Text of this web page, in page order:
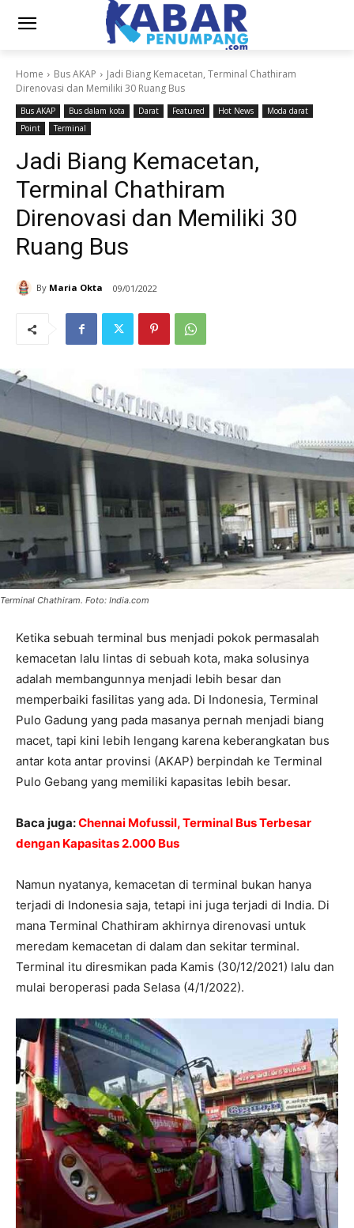
Home Bus AKAP
Jadi Biang Kemacetan, Terminal Chathiram
Direnovasi dan Memiliki 30 Ruang Bus
Bus AKAP Bus dalam kota Darat Featured Hot News
Moda darat
Point
Terminal
Jadi Biang Kemacetan,
Terminal Chathiram
Direnovasi dan Memiliki 30
Ruang Bus
By Maria Okta 09/01/2022
Terminal Chathiram. Foto: India.com
Ketika sebuah terminal bus menjadi pokok permasalah
kemacetan lalu lintas di sebuah kota, maka solusinya
adalah membangunnya menjadi lebih besar dan
memperbaiki fasilitas yang ada. Di Indonesia, Terminal
Pulo Gadung yang pada masanya pernah menjadi biang
macet, tapi kini lebih lengang karena keberangkatan bus
antar kota antar provinsi (AKAP) berpindah ke Terminal
Pulo Gebang yang memiliki kapasitas lebih besar.
Baca juga:Chennai Mofussil, Terminal Bus Terbesar
dengan Kapasitas 2.000 Bus
Namun nyatanya, kemacetan di terminal bukan hanya
terjadi di Indonesia saja, tetapi ini juga terjadi di India. Di
mana Terminal Chathiram akhirnya direnovasi untuk
meredam kemacetan di dalam dan sekitar terminal.
Terminal itu diresmikan pada Kamis (30/12/2021) lalu dan
mulai beroperasi pada Selasa (4/1/2022).